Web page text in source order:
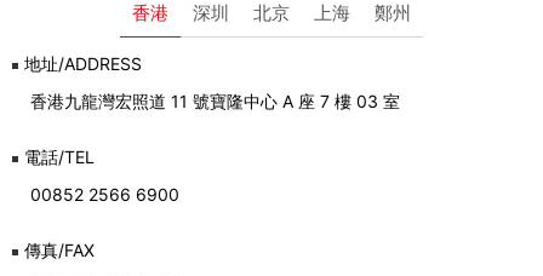
香港 深圳 北京 上海 鄭州
地址/ADDRESS
香港九龍灣宏照道 11 號寶隆中心 A 座 7 樓 03 室
電話/TEL
00852 2566 6900
傳真/FAX